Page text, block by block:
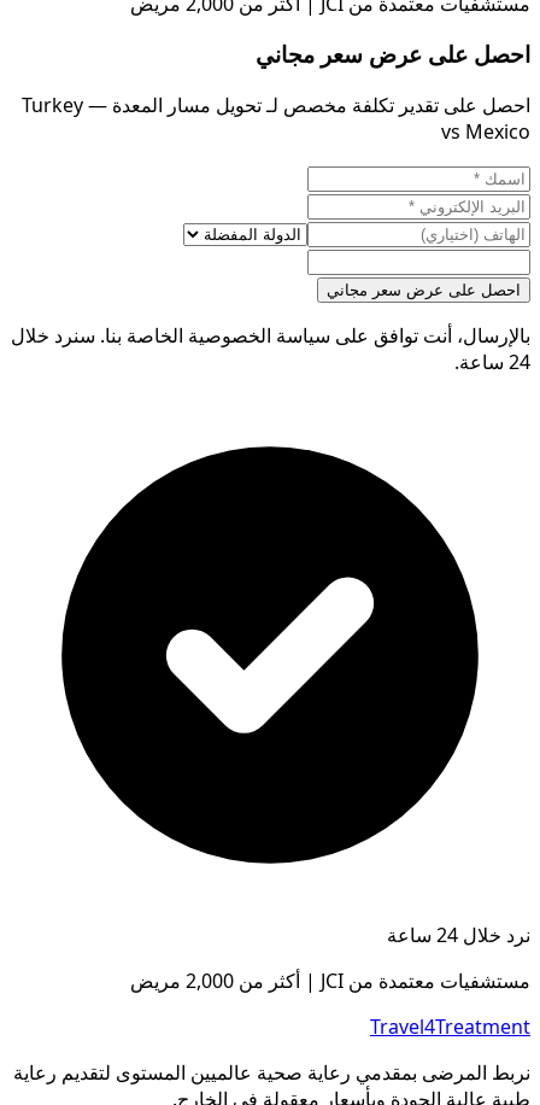
احصل على عرض سعر مجاني
احصل على تقدير تكلفة مخصص لـ تحويل مسار المعدة — Turkey
vs Mexico
احصل على عرض سعر مجاني
بالإرسال، أنت توافق على سياسة الخصوصية الخاصة بنا. سنرد خلال
24 ساعة.
نرد خلال 24 ساعة
مستشفيات معتمدة من JCI | أكثر من 2,000 مريض
Travel4Treatment
نربط المرضى بمقدمي رعاية صحية عالميين المستوى لتقديم رعاية
طبية عالية الجودة وبأسعار معقولة في الخارج.